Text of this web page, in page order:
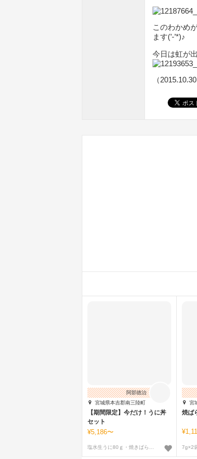
このわかめ
ます(’-’*)♪
今日は虹が
（2015.10.30
【期間限定】今だけ！うに丼
セット
5,186〜
塩水生うに80ｇ・焼きばらのり7ｇ〜
阿部徳治
宮城県本吉郡南三陸町
焼ば
7g×2
宮